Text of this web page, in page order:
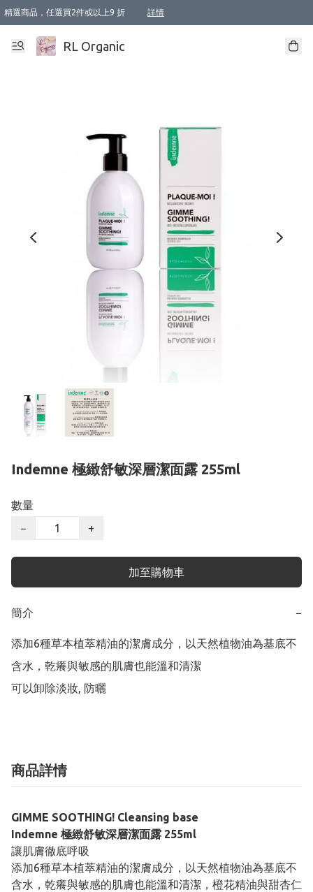
精選商品，任選買2件或以上9 折 詳情
XI周年優惠【新品自由選2件88折/3件85折】
XI周年優惠【Chakra 脈輪平衡自由選2件9折/3件85折/5件8折】
Florame 肌底自由選 2支9折 3支85折
XI周年優惠【蟲蟲退散 · 防衛結界﹞系列2件9折】
Sunki 任選2件95折
BIOFFICINA TOSCANA 任選2支9折 3支85折
Lamav 任選1件9折 2件85折
Mukti Organics 指定產品任選1件9折, 2件88折 3件85折
Intelligent Nutrients Skincare 任選2件9折
deodorant 任選2件88折
化妝品 任選2件95折
XI周年優惠【身心靈單品 任選2件9折/3件85折/5件8折】
XI周年優惠 【精油/香水 任選2件9折/3件85折/5件8折】
XI周年優惠【「關節到肌膚」全效養護 BODY OIL 組2件88折/3件85折】
XI周年優惠【夏日有機物理防曬套裝2件88折】
XI周年優惠【夏日潔面隨意選2件88折/3件85折】
XI周年優惠【逆齡奇蹟抗氧 11 自由選2件88折/3件85折/4件或以上8折】
新會員首次購物即享全單 95 折優惠！
成為VIP / VVIP 可享有生日月現金扣減獎賞優惠 !! 記得去賬户資料填上生日日期啦 !
選用順豐速運，滿$500 免運費
本地速遞 京東 送住宅/ 工商地址 $400 免運費
澳門訂單選用順豐速運，滿$800 免運費
RL Organic
Indemne 極緻舒敏深層潔面露 255ml
數量
−
+
加至購物車
簡介 −
添加6種草本植萃精油的潔膚成分，以天然植物油為基底不
含水，乾癢與敏感的肌膚也能溫和清潔
可以卸除淡妝, 防曬
商品詳情
GIMME SOOTHING! Cleansing base
Indemne 極緻舒敏深層潔面露 255ml
讓肌膚徹底呼吸
添加6種草本植萃精油的潔膚成分，以天然植物油為基底不
含水，乾癢與敏感的肌膚也能溫和清潔，橙花精油與甜杏仁